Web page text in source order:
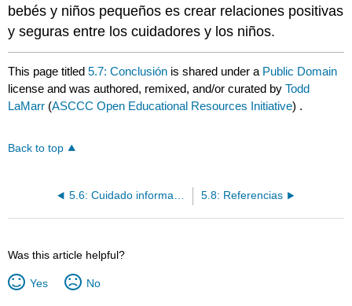
bebés y niños pequeños es crear relaciones positivas
y seguras entre los cuidadores y los niños.
This page titled5.7: Conclusión is shared under a Public Domain
license and was authored, remixed, and/or curated byTodd
LaMarr (ASCCC Open Educational Resources Initiative) .
Back to top
5.6: Cuidado informado sobre el trauma 5.8: Referencias
Was this article helpful?
Yes No